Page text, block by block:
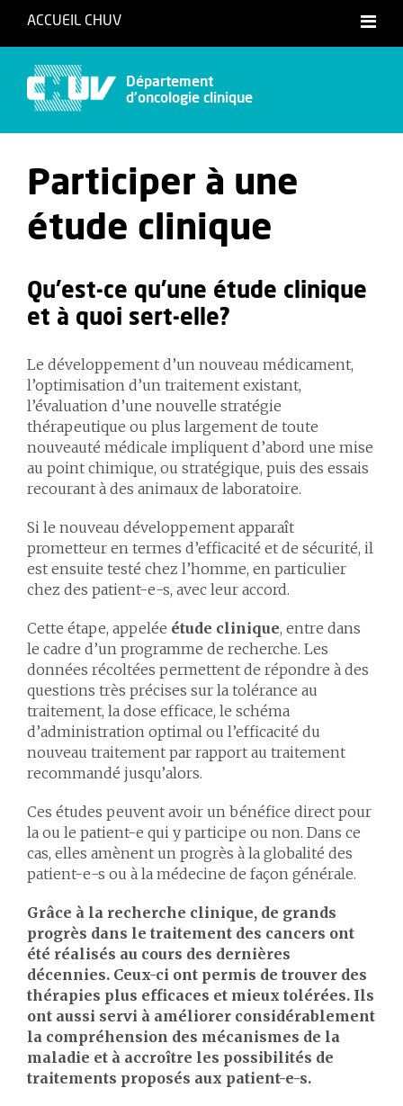
ACCUEIL CHUV
Département
d'oncologie clinique
Participer à une
étude clinique
Qu’est-ce qu’une étude clinique
et à quoi sert-elle?
Le développement d’un nouveau médicament,
l’optimisation d’un traitement existant,
l’évaluation d’une nouvelle stratégie
thérapeutique ou plus largement de toute
nouveauté médicale impliquent d’abord une mise
au point chimique, ou stratégique, puis des essais
recourant à des animaux de laboratoire.
Si le nouveau développement apparaît
prometteur en termes d’efficacité et de sécurité, il
est ensuite testé chez l’homme, en particulier
chez des patient-e-s, avec leur accord.
Cette étape, appelée étude clinique, entre dans
le cadre d’un programme de recherche. Les
données récoltées permettent de répondre à des
questions très précises sur la tolérance au
traitement, la dose efficace, le schéma
d’administration optimal ou l’efficacité du
nouveau traitement par rapport au traitement
recommandé jusqu’alors.
Ces études peuvent avoir un bénéfice direct pour
la ou le patient-e qui y participe ou non. Dans ce
cas, elles amènent un progrès à la globalité des
patient-e-s ou à la médecine de façon générale.
Grâce à la recherche clinique, de grands
progrès dans le traitement des cancers ont
été réalisés au cours des dernières
décennies. Ceux-ci ont permis de trouver des
thérapies plus efficaces et mieux tolérées. Ils
ont aussi servi à améliorer considérablement
la compréhension des mécanismes de la
maladie et à accroître les possibilités de
traitements proposés aux patient-e-s.